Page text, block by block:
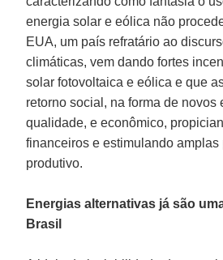
energia solar e eólica não
EUA, um país refratário ao
climáticas, vem dando fortes
solar fotovoltaica e eólica e que
retorno social, na forma de novos
qualidade, e econômico,
financeiros e estimulando amplas
produtivo.
Energias alternativas já são
Brasil